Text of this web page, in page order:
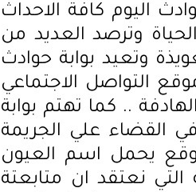
اليوم كافة الاحداث
وترصد العديد من
وتعيد بوابة حوادث
التواصل الاجتماعي
.. كما تهتم بوابة
القضاء علي الجريمة
يحمل اسم العيون
التي نعتقد ان متابعتة